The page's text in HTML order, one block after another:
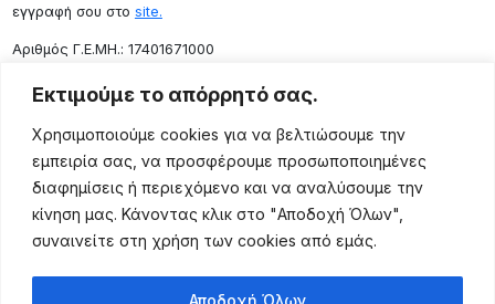
Εκτιμούμε το απόρρητό σας.
Χρησιμοποιούμε cookies για να βελτιώσουμε την
εμπειρία σας, να προσφέρουμε προσωποποιημένες
διαφημίσεις ή περιεχόμενο και να αναλύσουμε την
κίνηση μας. Κάνοντας κλικ στο "Αποδοχή Όλων",
συναινείτε στη χρήση των cookies από εμάς.
Αποδοχή Όλων
εγγραφή σου στο site.
Aριθμός Γ.Ε.ΜΗ.: 17401671000
Επικοινωνία
Ρόδου 133, Αθήνα 10443
(+30) 211 725 5427
sales@lightingexpert.gr
Χρήσιμες Σελίδες